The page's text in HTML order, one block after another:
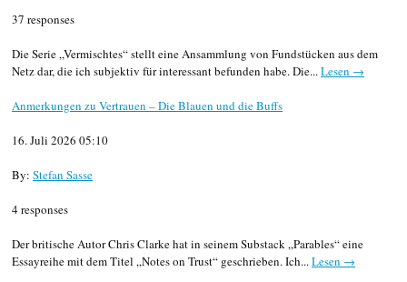
37 responses
Die Serie „Vermischtes“ stellt eine Ansammlung von Fundstücken aus dem
Netz dar, die ich subjektiv für interessant befunden habe. Die...Lesen →
Anmerkungen zu Vertrauen – Die Blauen und die Buffs
16. Juli 2026 05:10
By: Stefan Sasse
4 responses
Der britische Autor Chris Clarke hat in seinem Substack „Parables“ eine
Essayreihe mit dem Titel „Notes on Trust“ geschrieben. Ich...Lesen →